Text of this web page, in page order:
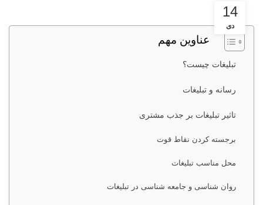
14
دی
عناوین مهم
تبلیغات چیست؟
رسانه و تبلیغات
تاثیر تبلیغات بر جذب مشتری
برجسته کردن نقاط قوت
محل مناسب تبلیغات
روان شناسی و جامعه شناسی در تبلیغات